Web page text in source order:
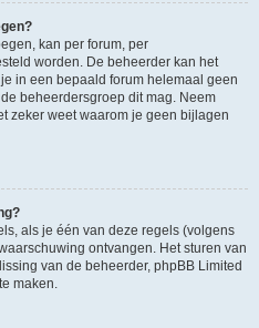
kan per forum, per
worden. De beheerder kan het
in een bepaald forum helemaal geen
beheerdersgroep dit mag. Neem
zeker weet waarom je geen bijlagen
als je één van deze regels (volgens
ontvangen. Het sturen van
van de beheerder, phpBB Limited
maken.